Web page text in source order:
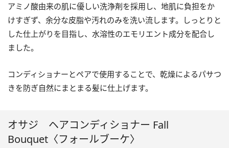
アミノ酸由来の肌に優しい洗浄剤を採用し、地肌に負担をか
けすぎず、余分な皮脂や汚れのみを洗い流します。しっとりと
した仕上がりを目指し、水溶性のエモリエント成分を配合し
ました。
コンディショナーとペアで使用することで、乾燥によるパサつ
きを防ぎ自然にまとまる髪に仕上げます。
オサジ ヘアコンディショナー Fall
Bouquet〈フォールブーケ〉